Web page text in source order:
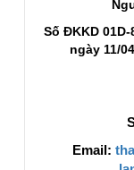
Số ĐKKD
ngày 11/
Email: